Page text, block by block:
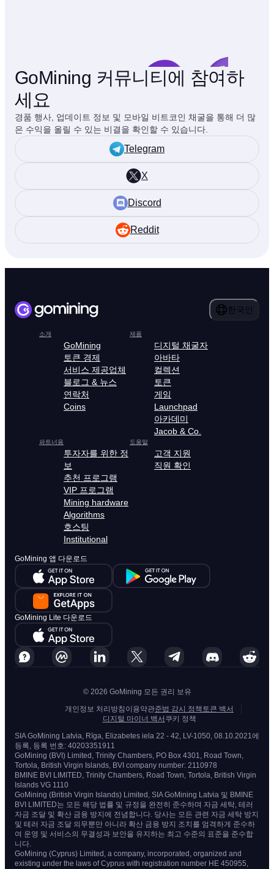
GoMining 커뮤니티에 참여하
세요
경품 행사, 업데이트 정보 및 모바일 비트코인 채굴을 통해 더 많
은 수익을 올릴 수 있는 비결을 확인할 수 있습니다.
Telegram
X
Discord
Reddit
한국인
소개
GoMining
토큰 경제
서비스 제공업체
블로그 & 뉴스
연락처
Coins
제품
디지털 채굴자
아바타
컬렉션
토큰
게임
Launchpad
아카데미
Jacob & Co.
파트너용
투자자를 위한 정
보
추천 프로그램
VIP 프로그램
Mining hardware
Algorithms
호스팅
Institutional
도움말
고객 지원
직원 확인
GoMining 앱 다운로드
GoMining Lite 다운로드
© 2026 GoMining 모든 권리 보유
개인정보 처리방침 이용약관준법 감시 정책 토큰 백서
디지털 마이너 백서 쿠키 정책
SIA GoMining Latvia, Rīga, Elizabetes iela 22 - 42, LV-1050, 08.10.2021에
등록, 등록 번호: 40203351911
GoMining (BVI) Limited, Trinity Chambers, PO Box 4301, Road Town,
Tortola, British Virgin Islands, BVI company number: 2110978
BMINE BVI LIMITED, Trinity Chambers, Road Town, Tortola, British Virgin
Islands VG 1110
GoMining (British Virgin Islands) Limited, SIA GoMining Latvia 및 BMINE
BVI LIMITED는 모든 해당 법률 및 규정을 완전히 준수하며 자금 세탁, 테러
자금 조달 및 확산 금융 방지에 전념합니다. 당사는 모든 관련 자금 세탁 방지
및 테러 자금 조달 의무뿐만 아니라 확산 금융 방지 조치를 엄격하게 준수하
여 운영 및 서비스의 무결성과 보안을 유지하는 최고 수준의 표준을 준수합
니다.
GoMining (Cyprus) Limited, a company, incorporated, organized and
existing under the laws of Cyprus with registration number HE 450955,